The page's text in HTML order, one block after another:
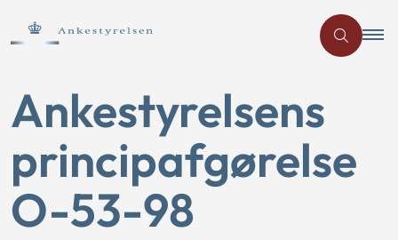
Ankestyrelsens
principafgørelse
O-53-98